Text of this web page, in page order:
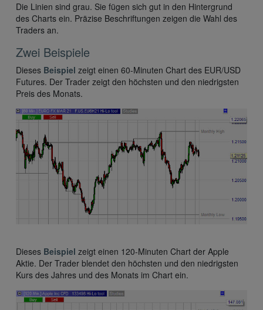
Die Linien sind grau. Sie fügen sich gut in den Hintergrund
des Charts ein. Präzise Beschriftungen zeigen die Wahl des
Traders an.
Zwei Beispiele
Dieses Beispiel zeigt einen 60-Minuten Chart des EUR/USD
Futures. Der Trader zeigt den höchsten und den niedrigsten
Preis des Monats.
Dieses Beispiel zeigt einen 120-Minuten Chart der Apple
Aktie. Der Trader blendet den höchsten und den niedrigsten
Kurs des Jahres und des Monats im Chart ein.